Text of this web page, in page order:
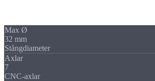
Max Ø
32 mm
Stångdiameter
Axlar
7
CNC-axlar